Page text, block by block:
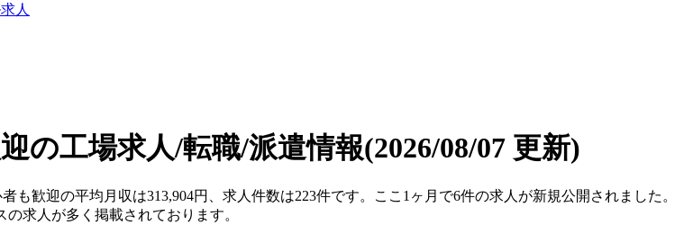
人
の工場求人/転職/派遣情報(2026/08/07 更新)
歓迎の平均月収は313,904円、求人件数は223件です。ここ1ヶ月で6件の求人が新規公開されました。
求人が多く掲載されております。